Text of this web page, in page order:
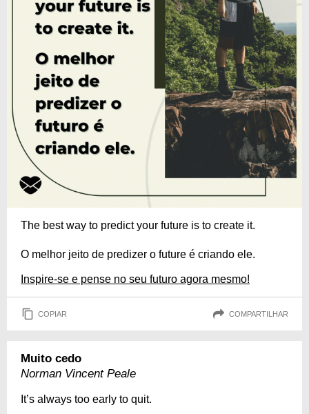
The best way to predict your future is to create it.
O melhor jeito de predizer o future é criando ele.
Inspire-se e pense no seu futuro agora mesmo!
COPIAR COMPARTILHAR
Muito cedo
Norman Vincent Peale
It’s always too early to quit.